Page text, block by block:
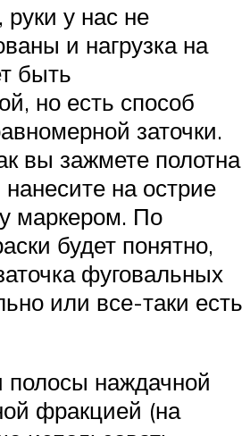
у нас не
и нагрузка на
быть
но есть способ
заточки.
вы зажмете полотна
нанесите на острие
маркером. По
будет понятно,
фуговальных
или все-таки есть
полосы наждачной
фракцией (на